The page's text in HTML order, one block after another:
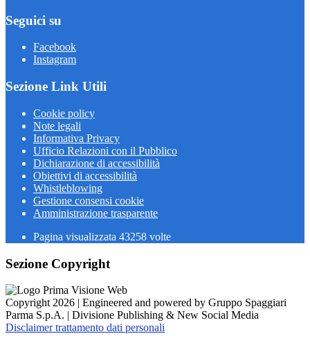
Seguici su
Facebook
Instagram
Sezione Link Utili
Cookie policy
Note legali
Informativa Privacy
Ufficio Relazioni con il Pubblico
Dichiarazione di accessibilità
Obiettivi di accessibilità
Whistleblowing
Gestione consensi cookie
Amministrazione trasparente
Pagina visualizzata 43258 volte
Sezione Copyright
Copyright 2026 | Engineered and powered by Gruppo Spaggiari
Parma S.p.A. | Divisione Publishing & New Social Media
Disclaimer trattamento dati personali